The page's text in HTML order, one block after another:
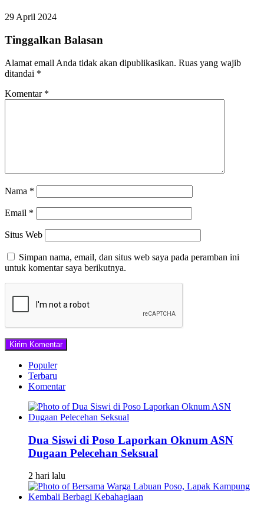
29 April 2024
Tinggalkan Balasan
Alamat email Anda tidak akan dipublikasikan. Ruas yang wajib
ditandai *
Komentar *
Nama *
Email *
Situs Web
Simpan nama, email, dan situs web saya pada peramban ini
untuk komentar saya berikutnya.
Populer
Terbaru
Komentar
Dua Siswi di Poso Laporkan Oknum ASN
Dugaan Pelecehan Seksual
2 hari lalu